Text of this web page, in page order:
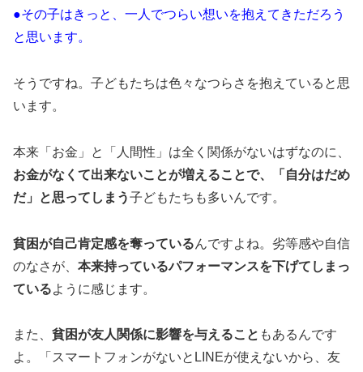
●その子はきっと、一人でつらい想いを抱えてきただろう
と思います。
そうですね。子どもたちは色々なつらさを抱えていると思
います。
本来「お金」と「人間性」は全く関係がないはずなのに、
お金がなくて出来ないことが増えることで、「自分はだめ
だ」と思ってしまう子どもたちも多いんです。
貧困が自己肯定感を奪っているんですよね。劣等感や自信
のなさが、 本来持っているパフォーマンスを下げてしまっ
ているように感じます。
また、 貧困が友人関係に影響を与えること もあるんです
よ。「スマートフォンがないとLINEが使えないから、友